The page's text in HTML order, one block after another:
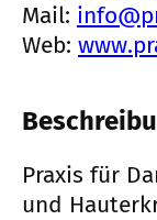
Mail:
Web:
Praxis für
und